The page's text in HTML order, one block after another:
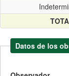
Datos de los